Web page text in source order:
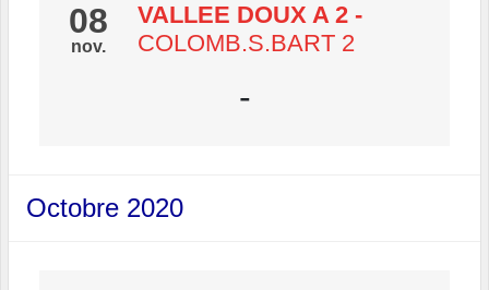
08
nov.
VALLEE DOUX A 2 -
COLOMB.S.BART 2
-
Octobre 2020